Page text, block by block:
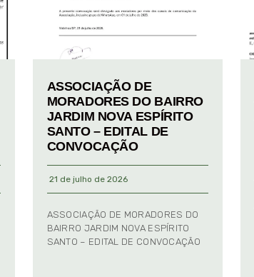
ASSOCIAÇÃO DE
MORADORES DO BAIRRO
JARDIM NOVA ESPÍRITO
SANTO – EDITAL DE
CONVOCAÇÃO
21 de julho de 2026
ASSOCIAÇÃO DE MORADORES DO
BAIRRO JARDIM NOVA ESPÍRITO
SANTO – EDITAL DE CONVOCAÇÃO